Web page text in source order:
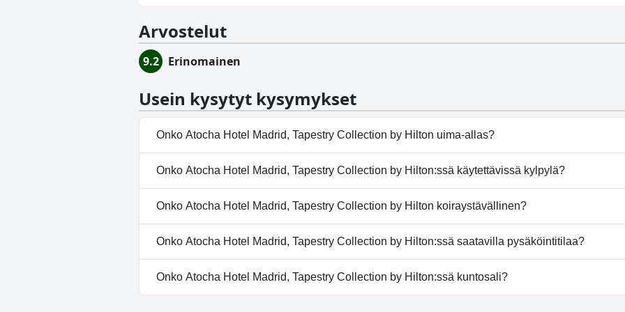
Arvostelut
9.2 Erinomainen
Usein kysytyt kysymykset
Onko Atocha Hotel Madrid, Tapestry Collection by Hilton uima-allas?
Ei, Atocha Hotel Madrid, Tapestry Collection by Hilton ei ole uima-allasta.
Onko Atocha Hotel Madrid, Tapestry Collection by Hilton:ssä käytettävissä kylpylä?
Ei, Atocha Hotel Madrid, Tapestry Collection by Hilton ei tarjoa kylpylää.
Onko Atocha Hotel Madrid, Tapestry Collection by Hilton koiraystävällinen?
Kyllä, Atocha Hotel Madrid, Tapestry Collection by Hilton toivottaa koirat tervetulleiksi.
Onko Atocha Hotel Madrid, Tapestry Collection by Hilton:ssä saatavilla pysäköintitilaa?
Kyllä, Atocha Hotel Madrid, Tapestry Collection by Hilton tarjoaa
Onko Atocha Hotel Madrid, Tapestry Collection by Hilton:ssä kuntosali?